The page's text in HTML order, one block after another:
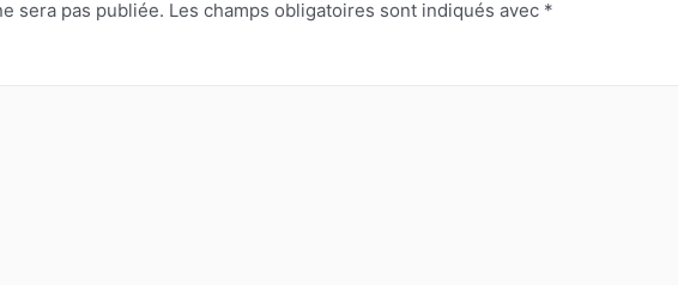
sera pas publiée. Les champs obligatoires sont indiqués avec *